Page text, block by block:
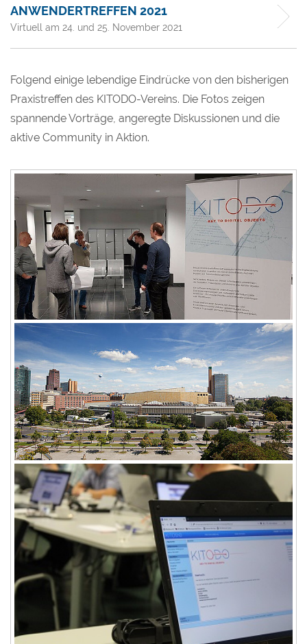
ANWENDERTREFFEN 2021
Virtuell am 24. und 25. November 2021
Folgend einige lebendige Eindrücke von den bisherigen
Praxistreffen des KITODO-Vereins. Die Fotos zeigen
spannende Vorträge, angeregte Diskussionen und die
aktive Community in Aktion.